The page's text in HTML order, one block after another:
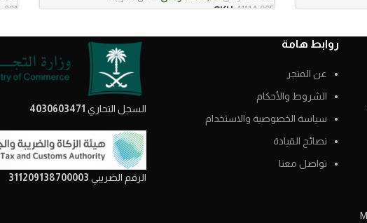
الأصلي
1.250,00 ر.س.
الحالي
1.100,00 ر.س.
SKU:11114-005
001
روابط هامة
عن المتجر
الشروط والأحكام
سياسة الخصوصية والاستخدام
نصائح القيادة
تواصل معنا
السجل التحاري 4030603471
الرقم الضريبي 311209138700003